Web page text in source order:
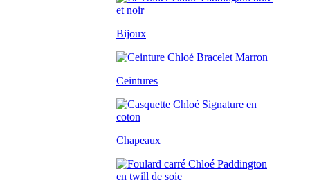
Bijoux
Ceintures
Chapeaux